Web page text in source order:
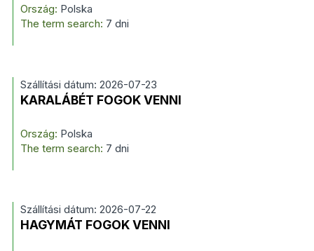
Ország: Polska
The term search: 7 dni
Szállítási dátum: 2026-07-23
KARALÁBÉT FOGOK VENNI
Ország: Polska
The term search: 7 dni
Szállítási dátum: 2026-07-22
HAGYMÁT FOGOK VENNI